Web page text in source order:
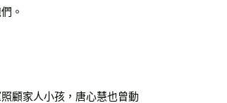
。
顧家人小孩，唐心慧也曾動